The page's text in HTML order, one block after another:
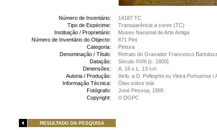
Número de Inventário:
14187 TC
Tipo de Espécime:
Transparência a cores (TC)
Instituição / Proprietário:
Museu Nacional de Arte Antiga
Número de Inventário do Objecto:
871 Pint
Categoria:
Pintura
Denominação / Título:
Retrato do Gravador Francesco
Datação:
Século XVIII [c. 1800]
Dimensões:
A. 16 x L. 13 cm
Autoria / Produção:
Atrib. a D. Pellegrini ou Vieira Portuense
Informação Técnica:
Óleo sobre tela
Fotógrafo:
José Pessoa, 1995
Copyright:
© DGPC
RESULTADO DA PESQUISA